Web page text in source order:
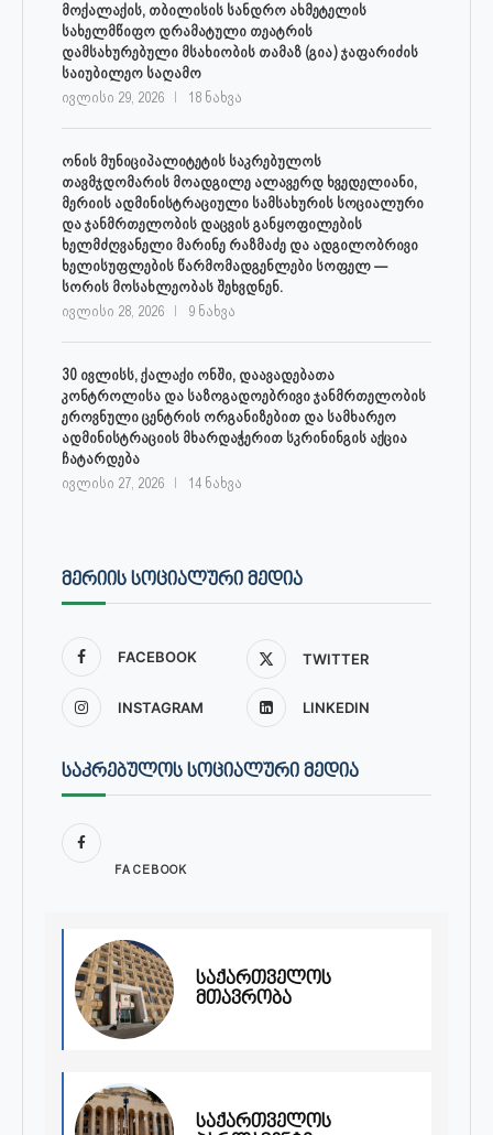
მოქალაქის, თბილისის სანდრო ახმეტელის
სახელმწიფო დრამატული თეატრის
დამსახურებული მსახიობის თამაზ (გია) ჯაფარიძის
საიუბილეო საღამო
ივლისი 29, 2026 18 ნახვა
ონის მუნიციპალიტეტის საკრებულოს
თავმჯდომარის მოადგილე ალავერდ ხვედელიანი,
მერიის ადმინისტრაციული სამსახურის სოციალური
და ჯანმრთელობის დაცვის განყოფილების
ხელმძღვანელი მარინე რაზმაძე და ადგილობრივი
ხელისუფლების წარმომადგენლები სოფელ —
სორის მოსახლეობას შეხვდნენ.
ივლისი 28, 2026 9 ნახვა
30 ივლისს, ქალაქი ონში, დაავადებათა
კონტროლისა და საზოგადოებრივი ჯანმრთელობის
ეროვნული ცენტრის ორგანიზებით და სამხარეო
ადმინისტრაციის მხარდაჭერით სკრინინგის აქცია
ჩატარდება
ივლისი 27, 2026 14 ნახვა
ᲛᲔᲠᲘᲘᲡ ᲡᲝᲪᲘᲐᲚᲣᲠᲘ ᲛᲔᲓᲘᲐ
FACEBOOK TWITTER
INSTAGRAM LINKEDIN
ᲡᲐᲙᲠᲔᲑᲣᲚᲝᲡ ᲡᲝᲪᲘᲐᲚᲣᲠᲘ ᲛᲔᲓᲘᲐ
FACEBOOK
საქართველოს
მთავრობა
საქართველოს